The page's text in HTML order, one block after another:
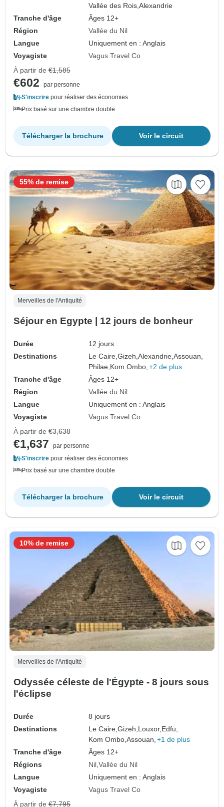
Vallée des Rois,Alexandrie
Tranche d'âge
Âges 12+
Région
Vallée du Nil
Langue
Uniquement en : Anglais
Voyagiste
Vagus Travel Co
À partir de €1,585
€602
par personne
S'inscrire pour réaliser des économies
Prix basé sur une chambre double
Voir le circuit
Télécharger la brochure
Merveilles de l'Antiquité
Séjour en Egypte | 12 jours de bonheur
Durée
12 jours
Destinations
Le Caire,Gizeh,Alexandrie,Assouan,
Philae, Kom Ombo, +2 de plus
Tranche d'âge
Âges 12+
Région
Vallée du Nil
Langue
Uniquement en : Anglais
Voyagiste
Vagus Travel Co
55% de remise
À partir de €3,638
€1,637
par personne
S'inscrire pour réaliser des économies
Prix basé sur une chambre double
Voir le circuit
Télécharger la brochure
Merveilles de l'Antiquité
Odyssée céleste de l'Égypte - 8 jours sous
l'éclipse
Durée
8 jours
Destinations
Le Caire,Gizeh, Louxor, Edfu,
Kom Ombo,Assouan, +1 de plus
Tranche d'âge
Âges 12+
Régions
Nil Vallée du Nil
Langue
Uniquement en : Anglais
Voyagiste
Vagus Travel Co
10% de remise
À partir de €7,795